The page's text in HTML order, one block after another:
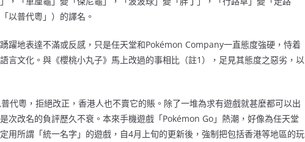
以普代粵」）的譯名。
踴躍地表達不滿或反感， 只是任天堂和Pokémon Company一直態度強硬，恃着
言文化。與《櫻桃小丸子》馬上改過的事相比（註1），足見其態度之惡劣，以
代粵，拒絕改正，香港人也不賣它的賬。除了一堆為求有遊戲就甚麼都可以出
次改名的負評歷久不衰。本來手機遊戲「Pokémon Go」熱潮，好像為任天堂
用所謂「統一名字」的遊戲，自4月上旬的更新後，強制把包括香港等地區的玩